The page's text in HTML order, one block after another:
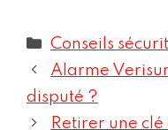
Conseils
Alarme
disputé ?
Retirer une